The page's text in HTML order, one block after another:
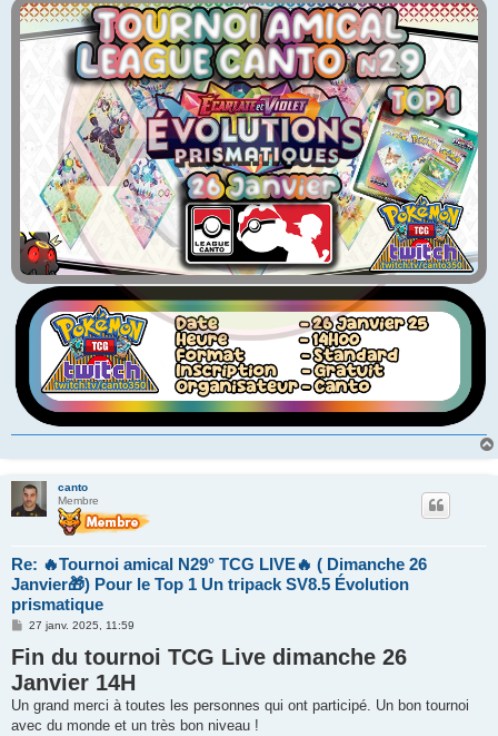
canto
Membre
Re: 🔥Tournoi amical N29° TCG LIVE🔥 ( Dimanche 26
Janvier🎁) Pour le Top 1 Un tripack SV8.5 Évolution
prismatique
M
s
s
a
g
e
27 janv. 2025, 11:59
Fin du tournoi TCG Live dimanche 26
Janvier 14H
Un grand merci à toutes les personnes qui ont participé. Un bon tournoi
avec du monde et un très bon niveau !